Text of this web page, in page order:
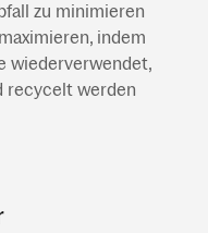
zu minimieren
indem
wiederverwendet,
recycelt werden